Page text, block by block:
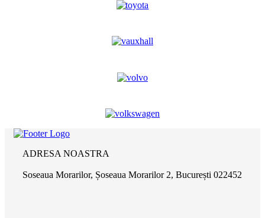
ADRESA NOASTRA
Soseaua Morarilor, Șoseaua Morarilor 2, București 022452